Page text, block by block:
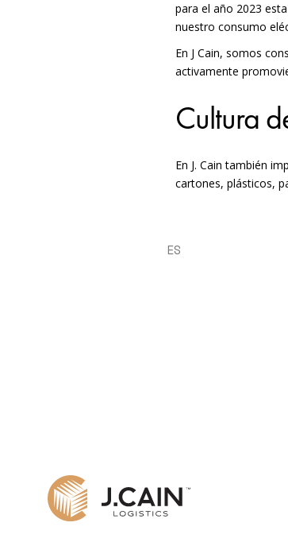
para el año 2023
nuestro consumo
En J Cain, somos
activamente
Cultura
En J. Cain también
cartones, plásticos,
ES